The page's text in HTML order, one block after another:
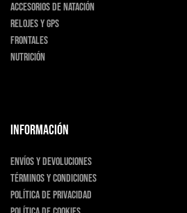
Accesorios de natación
Relojes y GPS
Frontales
Nutrición
INFORMACIÓN
Envíos y devoluciones
Términos y condiciones
Política de privacidad